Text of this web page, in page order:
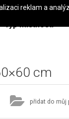
Typ místnosti
cm
přidat do můj
reklam a